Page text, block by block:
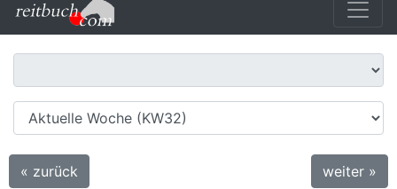
« zurück weiter »